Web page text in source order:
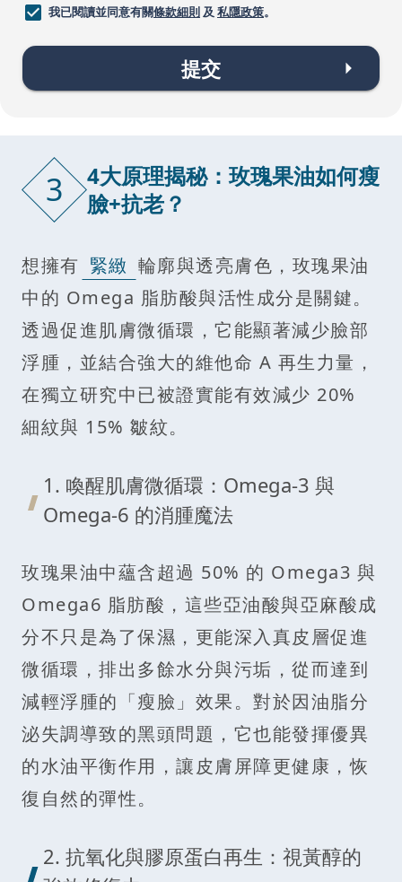
我已閱讀並同意有關條款細則及 私隱政策。
提交
3
4大原理揭秘：玫瑰果油如何瘦
臉+抗老？
想擁有 緊緻 輪廓與透亮膚色，玫瑰果油
中的 Omega 脂肪酸與活性成分是關鍵。
透過促進肌膚微循環，它能顯著減少臉部
浮腫，並結合強大的維他命 A 再生力量，
在獨立研究中已被證實能有效減少 20%
細紋與 15% 皺紋。
1. 喚醒肌膚微循環：Omega-3 與
Omega-6 的消腫魔法
玫瑰果油中蘊含超過 50% 的 Omega3 與
Omega6 脂肪酸，這些亞油酸與亞麻酸成
分不只是為了保濕，更能深入真皮層促進
微循環，排出多餘水分與污垢，從而達到
減輕浮腫的「瘦臉」效果。對於因油脂分
泌失調導致的黑頭問題，它也能發揮優異
的水油平衡作用，讓皮膚屏障更健康，恢
復自然的彈性。
2. 抗氧化與膠原蛋白再生：視黃醇的